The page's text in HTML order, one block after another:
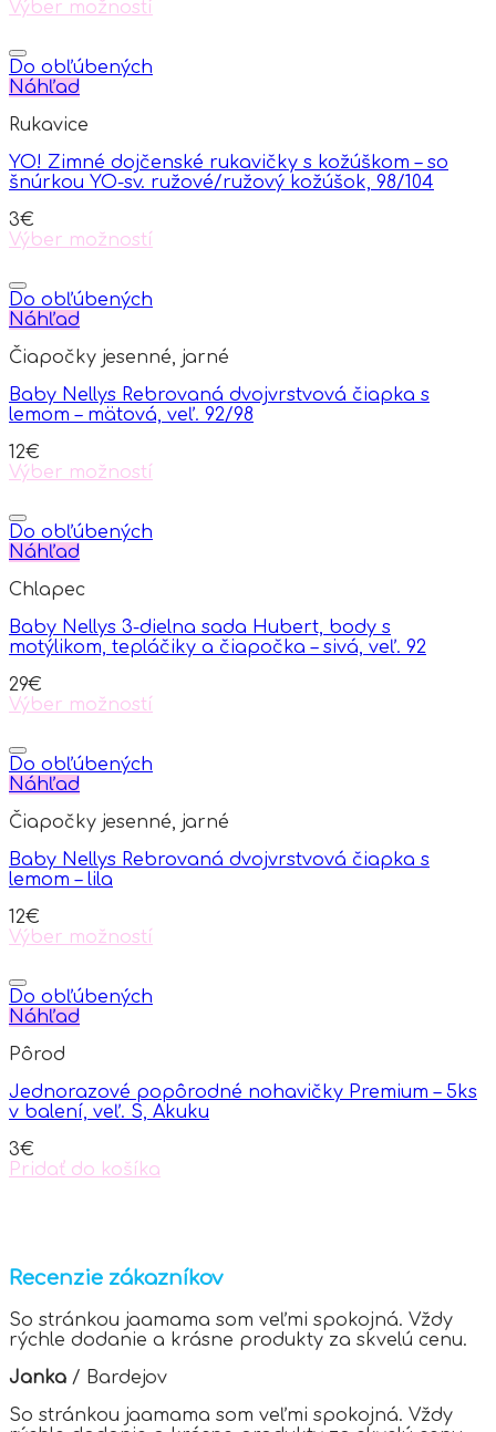
Výber možností
product
has
multiple
The
may
be
on
the
page
Do obľúbených
Náhľad
Rukavice
YO! Zimné dojčenské rukavičky s kožúškom – so
šnúrkou YO-sv. ružové/ružový kožúšok, 98/104
3€
Výber možností
product
has
multiple
The
may
be
on
the
page
Do obľúbených
Náhľad
Čiapočky jesenné, jarné
Baby Nellys Rebrovaná dvojvrstvová čiapka s
lemom – mätová, veľ. 92/98
12€
Výber možností
product
has
multiple
The
may
be
on
the
page
Do obľúbených
Náhľad
Chlapec
Baby Nellys 3-dielna sada Hubert, body s
motýlikom, tepláčiky a čiapočka – sivá, veľ. 92
29€
Výber možností
product
has
multiple
The
may
be
on
the
page
Do obľúbených
Náhľad
Čiapočky jesenné, jarné
Baby Nellys Rebrovaná dvojvrstvová čiapka s
lemom – lila
12€
Výber možností
product
has
multiple
The
may
be
on
the
Do obľúbených
Náhľad
Pôrod
Jednorazové popôrodné nohavičky Premium – 5ks
v balení, veľ. S, Akuku
3€
Pridať do košíka
Recenzie zákazníkov
So stránkou jaamama som veľmi spokojná. Vždy
rýchle dodanie a krásne produkty za skvelú cenu.
Janka / Bardejov
So stránkou jaamama som veľmi spokojná. Vždy